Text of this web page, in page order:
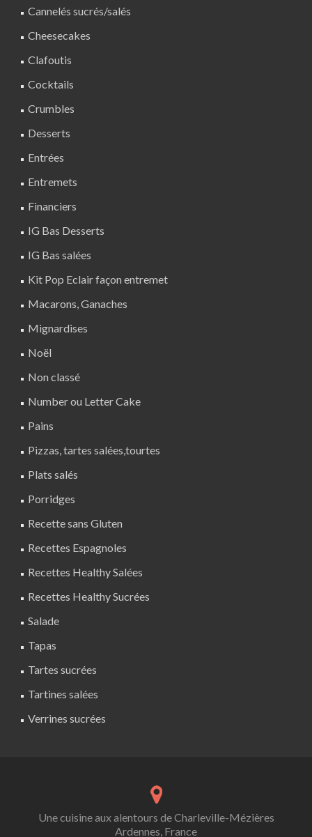
Cannelés sucrés/salés
Cheesecakes
Clafoutis
Cocktails
Crumbles
Desserts
Entrées
Entremets
Financiers
IG Bas Desserts
IG Bas salées
Kit Pop Eclair façon entremet
Macarons, Ganaches
Mignardises
Noël
Non classé
Number ou Letter Cake
Pains
Pizzas, tartes salées,tourtes
Plats salés
Porridges
Recette sans Gluten
Recettes Espagnoles
Recettes Healthy Salées
Recettes Healthy Sucrées
Salade
Tapas
Tartes sucrées
Tartines salées
Verrines sucrées
Une cuisine aux alentours de Charleville-Mézières
Ardennes, France